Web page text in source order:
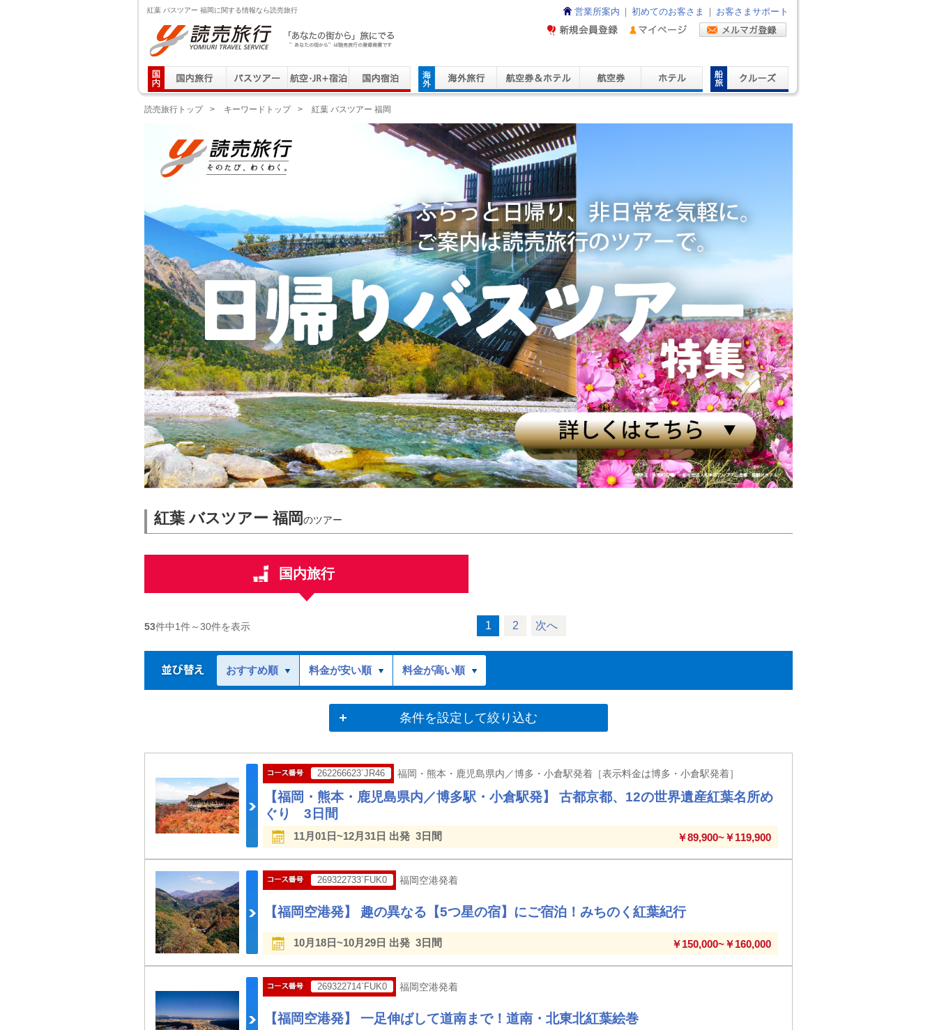
紅葉 バスツアー 福岡に関する情報なら読売旅行
読売旅行 「あなたの街から」旅にでる｜Yomiuri Travel Service
営業所案内 初めてのお客さま お客さまサポート
読売旅行トップ > キーワードトップ > 紅葉 バスツアー 福岡
紅葉 バスツアー 福岡のツアー
国内旅行
53件中1件～30件を表示 1 2 次へ
おすすめ順 料金が安い順 料金が高い順
条件を設定して絞り込む
262266623`JR46 福岡・熊本・鹿児島県内／博多・小倉駅発着［表示料金は博多・小倉駅発着］
【福岡・熊本・鹿児島県内／博多駅・小倉駅発】 古都京都、12の世界遺産紅葉名所め
ぐり 3日間
11月01日~12月31日 出発 3日間 ￥89,900~￥119,900
269322733`FUK0 福岡空港発着
【福岡空港発】 趣の異なる【5つ星の宿】にご宿泊！みちのく紅葉紀行
10月18日~10月29日 出発 3日間 ￥150,000~￥160,000
269322714`FUK0 福岡空港発着
【福岡空港発】 一足伸ばして道南まで！道南・北東北紅葉絵巻